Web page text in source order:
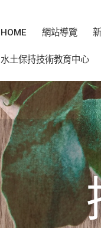
HOME 網站導覽
水土保持技術教育中心